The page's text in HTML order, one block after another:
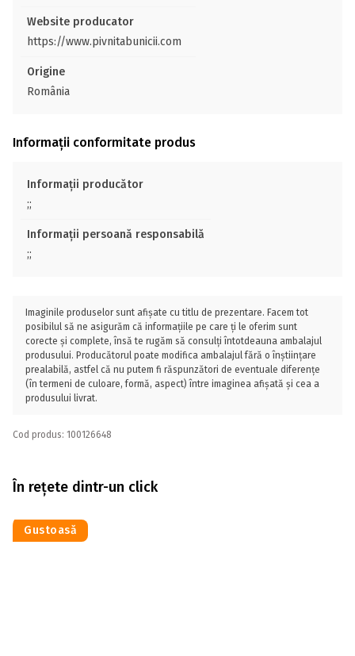
Website producator
https://www.pivnitabunicii.com
Origine
România
Informații conformitate produs
Informații producător
;;
Informații persoană responsabilă
;;
Imaginile produselor sunt afișate cu titlu de prezentare. Facem tot
posibilul să ne asigurăm că informațiile pe care ți le oferim sunt
corecte și complete, însă te rugăm să consulți întotdeauna ambalajul
produsului. Producătorul poate modifica ambalajul fără o înștiințare
prealabilă, astfel că nu putem fi răspunzători de eventuale diferențe
(în termeni de culoare, formă, aspect) între imaginea afișată și cea a
produsului livrat.
Cod produs: 100126648
În rețete dintr-un click
Gustoasă